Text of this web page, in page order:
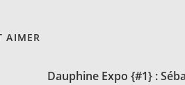
AIMER
Dauphine Expo {#1} :